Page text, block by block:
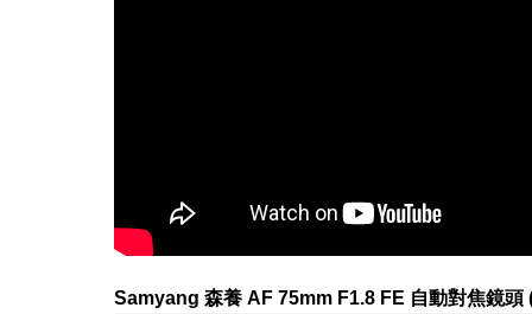
Samyang 森養 AF 75mm F1.8 FE 自動對焦鏡頭